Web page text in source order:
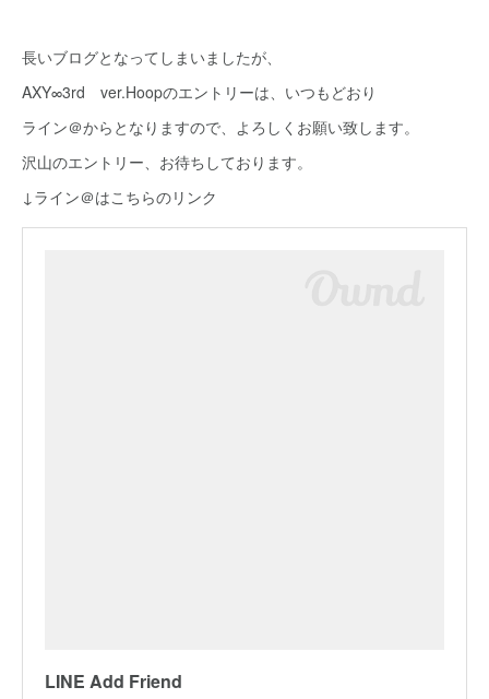
長いブログとなってしまいましたが、
AXY∞3rd ver.Hoopのエントリーは、いつもどおり
ライン＠からとなりますので、よろしくお願い致します。
沢山のエントリー、お待ちしております。
↓ライン＠はこちらのリンク
LINE Add Friend